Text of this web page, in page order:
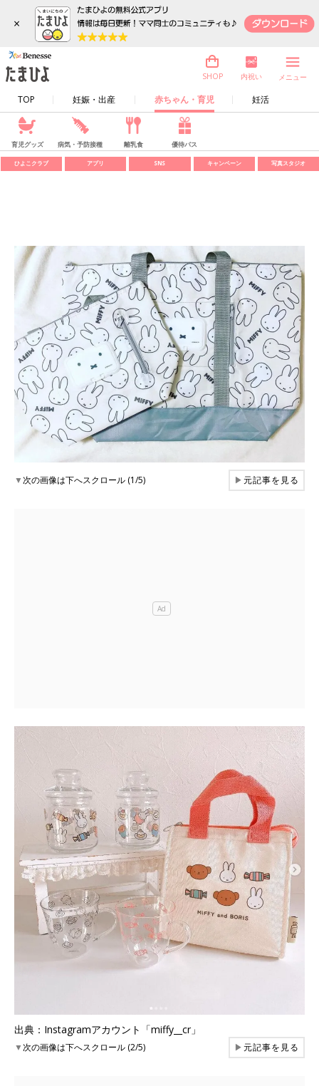
×
TOP 妊娠・出産 赤ちゃん・育児 妊活
SHOP 内祝い メニュー
育児グッズ 病気・予防接種 離乳食 優待パス
ひよこクラブ アプリ SNS キャンペーン 写真スタジオ
▼次の画像は下へスクロール (1/5) ▶元記事を見る
出典：Instagramアカウント「miffy__cr」
▼次の画像は下へスクロール (2/5) ▶元記事を見る